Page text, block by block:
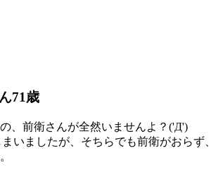
71歳
、前衛さんが全然いませんよ？('Д')
いましたが、そちらでも前衛がおらず、